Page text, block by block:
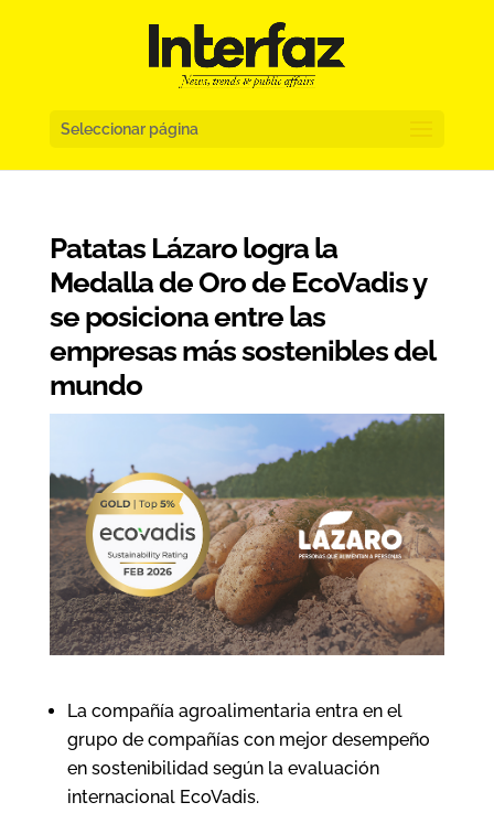
Seleccionar página
Patatas Lázaro logra la
Medalla de Oro de EcoVadis y
se posiciona entre las
empresas más sostenibles del
mundo
La compañía agroalimentaria entra en el
grupo de compañías con mejor desempeño
en sostenibilidad según la evaluación
internacional EcoVadis.